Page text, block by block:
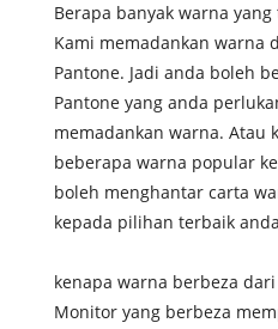
Berapa banyak warna yang
Kami memadankan warna
Pantone. Jadi anda boleh
Pantone yang anda
memadankan warna. Atau
beberapa warna popular
boleh menghantar carta
kepada pilihan terbaik
kenapa warna berbeza
Monitor yang berbeza